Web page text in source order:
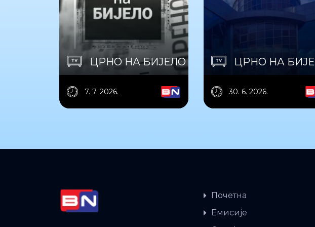
ЦРНО НА БИЈЕЛО
7. 7. 2026.
ЦРНО НА БИЈЕ
30. 6. 2026.
Почетна
Емисије